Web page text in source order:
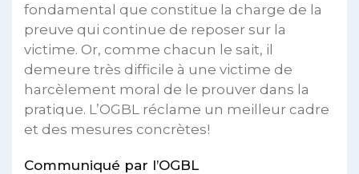
fondamental que constitue la charge de la
preuve qui continue de reposer sur la
victime. Or, comme chacun le sait, il
demeure très difficile à une victime de
harcèlement moral de le prouver dans la
pratique. L’OGBL réclame un meilleur cadre
et des mesures concrètes!
Communiqué par l’OGBL